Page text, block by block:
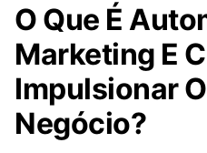
O Que É
Marketing E
Impulsionar
Negócio?